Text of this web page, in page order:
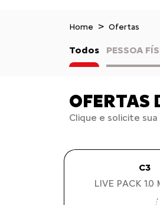
Home Ofertas
Todos PESSOA
OFERTAS
Clique e solicite
C3
LIVE PACK 1.0